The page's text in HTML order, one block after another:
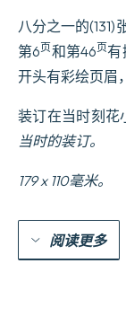
八分之一的(131)
第6页和第46页有
开头有彩绘页眉
装订在当时刻花
当时的装订。
179 x 110毫米。
阅读更多